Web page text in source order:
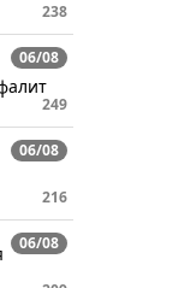
238
06/08
249
06/08
216
06/08